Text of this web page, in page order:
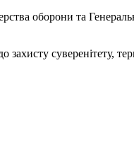
оборони та
суверенітету,